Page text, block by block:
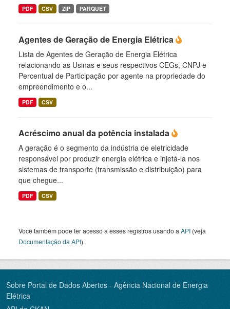
PDF CSV ZIP PARQUET
Agentes de Geração de Energia Elétrica
Lista de Agentes de Geração de Energia Elétrica
relacionando as Usinas e seus respectivos CEGs, CNPJ e
Percentual de Participação por agente na propriedade do
empreendimento e o...
PDF CSV
Acréscimo anual da potência instalada
A geração é o segmento da indústria de eletricidade
responsável por produzir energia elétrica e injetá-la nos
sistemas de transporte (transmissão e distribuição) para
que chegue...
PDF CSV
Você também pode ter acesso a esses registros usando a API (veja
Documentação da API).
Sobre Portal de Dados Abertos - Agência Nacional de Energia
Elétrica